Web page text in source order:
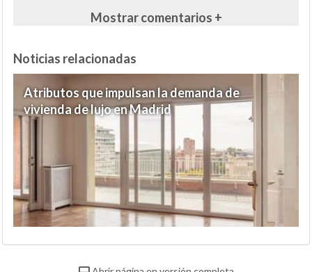
Mostrar comentarios +
Noticias relacionadas
Atributos que impulsan la demanda de
vivienda de lujo en Madrid